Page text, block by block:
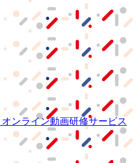
オンライン動画研修サービス